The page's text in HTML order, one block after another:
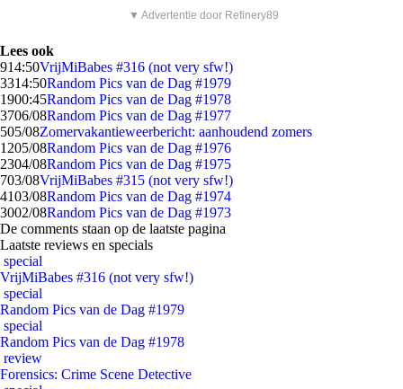
▼ Advertentie door Refinery89
Lees ook
914:50VrijMiBabes #316 (not very sfw!)
3314:50Random Pics van de Dag #1979
1900:45Random Pics van de Dag #1978
3706/08Random Pics van de Dag #1977
505/08Zomervakantieweerbericht: aanhoudend zomers
1205/08Random Pics van de Dag #1976
2304/08Random Pics van de Dag #1975
703/08VrijMiBabes #315 (not very sfw!)
4103/08Random Pics van de Dag #1974
3002/08Random Pics van de Dag #1973
De comments staan op de laatste pagina
Laatste reviews en specials
special
VrijMiBabes #316 (not very sfw!)
special
Random Pics van de Dag #1979
special
Random Pics van de Dag #1978
review
Forensics: Crime Scene Detective